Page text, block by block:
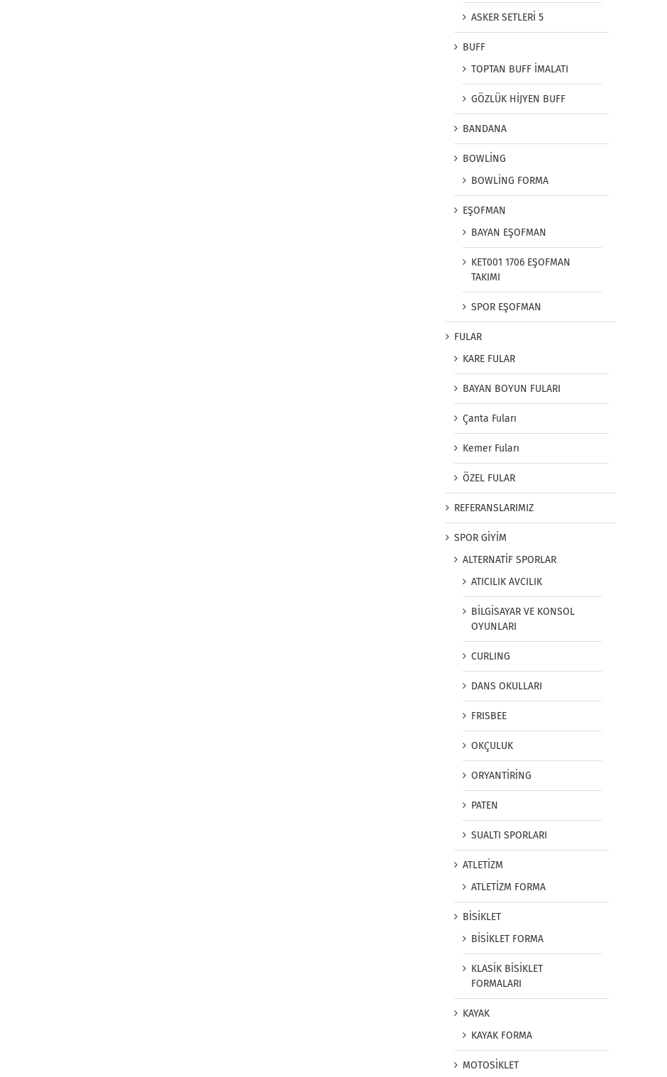
ASKER SETLERİ 5
BUFF
TOPTAN BUFF İMALATI
GÖZLÜK HİJYEN BUFF
BANDANA
BOWLİNG
BOWLİNG FORMA
EŞOFMAN
BAYAN EŞOFMAN
KET001 1706 EŞOFMAN
TAKIMI
SPOR EŞOFMAN
FULAR
KARE FULAR
BAYAN BOYUN FULARI
Çanta Fuları
Kemer Fuları
ÖZEL FULAR
REFERANSLARIMIZ
SPOR GİYİM
ALTERNATİF SPORLAR
ATICILIK AVCILIK
BİLGİSAYAR VE KONSOL
OYUNLARI
CURLING
DANS OKULLARI
FRISBEE
OKÇULUK
ORYANTİRİNG
PATEN
SUALTI SPORLARI
ATLETİZM
ATLETİZM FORMA
BİSİKLET
BİSİKLET FORMA
KLASİK BİSİKLET
FORMALARI
KAYAK
KAYAK FORMA
MOTOSİKLET